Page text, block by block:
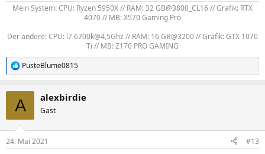
Mein System: CPU: Ryzen 5950X // RAM: 32 GB@3800_CL16 // Grafik: RTX
4070 // MB: X570 Gaming Pro
Der andere: CPU: i7 6700k@4,5Ghz // RAM: 16 GB@3200 // Grafik: GTX 1070
Ti // MB: Z170 PRO GAMING​
R
e
e
PusteBlume0815
A alexbirdie
Gast
24. Mai 2021 #13